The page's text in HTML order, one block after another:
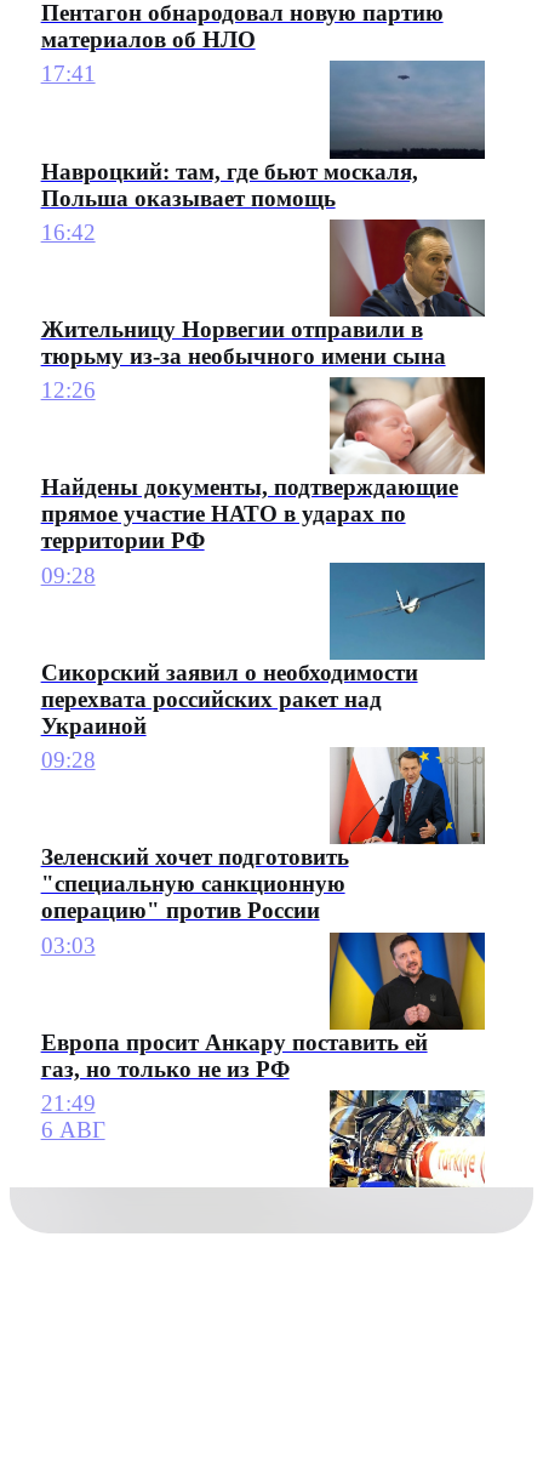
Пентагон обнародовал новую партию
материалов об НЛО
17:41
Навроцкий: там, где бьют москаля,
Польша оказывает помощь
16:42
Жительницу Норвегии отправили в
тюрьму из-за необычного имени сына
12:26
Найдены документы, подтверждающие
прямое участие НАТО в ударах по
территории РФ
09:28
Сикорский заявил о необходимости
перехвата российских ракет над
Украиной
09:28
Зеленский хочет подготовить
"специальную санкционную
операцию" против России
03:03
Европа просит Анкару поставить ей
газ, но только не из РФ
21:49
6 АВГ